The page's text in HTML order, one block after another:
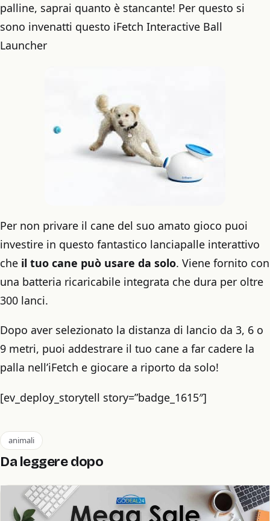
palline, saprai quanto è stancante! Per questo si
sono invenatti questo iFetch Interactive Ball
Launcher
Per non privare il cane del suo amato gioco puoi
investire in questo fantastico lanciapalle interattivo
che il tuo cane può usare da solo. Viene fornito con
una batteria ricaricabile integrata che dura per oltre
300 lanci.
Dopo aver selezionato la distanza di lancio da 3, 6 o
9 metri, puoi addestrare il tuo cane a far cadere la
palla nell’iFetch e giocare a riporto da solo!
[ev_deploy_storytell story=”badge_1615″]
animali
Da leggere dopo